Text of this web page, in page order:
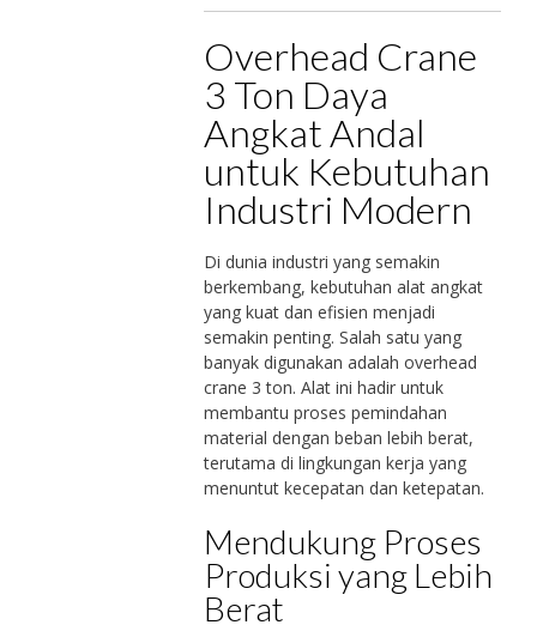
Overhead Crane
3 Ton Daya
Angkat Andal
untuk Kebutuhan
Industri Modern
Di dunia industri yang semakin
berkembang, kebutuhan alat angkat
yang kuat dan efisien menjadi
semakin penting. Salah satu yang
banyak digunakan adalah overhead
crane 3 ton. Alat ini hadir untuk
membantu proses pemindahan
material dengan beban lebih berat,
terutama di lingkungan kerja yang
menuntut kecepatan dan ketepatan.
Mendukung Proses
Produksi yang Lebih
Berat